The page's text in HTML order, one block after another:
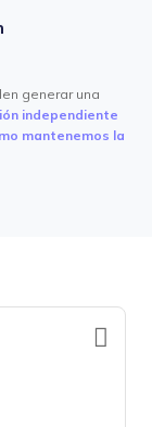
generar una
independiente
mantenemos la